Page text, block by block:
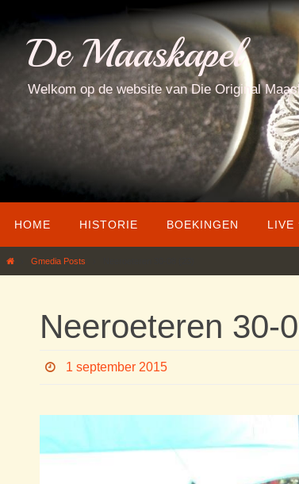
inhoudDe Maaskapel
Welkom op de website van Die Original
naar
de
HOME HISTORIE BOEKINGEN LIVE
HomeGmedia Posts
Neeroeteren 30-
1 september 2015